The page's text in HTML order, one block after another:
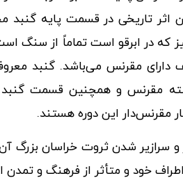
اثر تاریخی در قسمت پایه
در ابرقو است تماماً از سنگ
5 و 6 (534 م) است در 4 ردیف دارای مقرنس
مقرنس و همچنین قسمت گنبد
مقرنس‌دار این دوره هستند.
و سرازیر شدن ثروت خراسان بزرگ
خود و متأثر از فرهنگ و